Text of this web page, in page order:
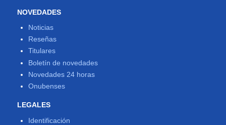
NOVEDADES
Noticias
Reseñas
Titulares
Boletín de novedades
Novedades 24 horas
Onubenses
LEGALES
Identificación